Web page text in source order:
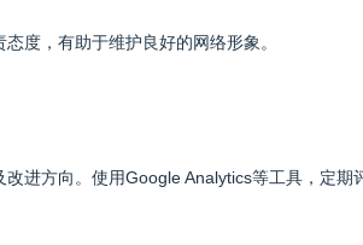
度，有助于维护良好的网络形象。
进方向。使用Google Analytics等工具，定期